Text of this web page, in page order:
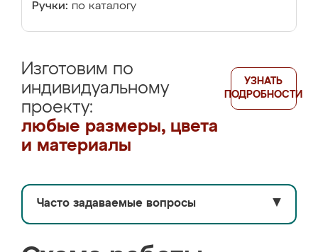
Ручки: по каталогу
Изготовим по
индивидуальному
проекту:
любые размеры, цвета
и материалы
УЗНАТЬ
ПОДРОБНОСТИ
Часто задаваемые вопросы ▼